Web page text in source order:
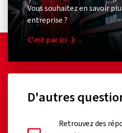
Vous souhaitez en savoir
entreprise ?
C'est par ici
D'autres
Retrouvez des